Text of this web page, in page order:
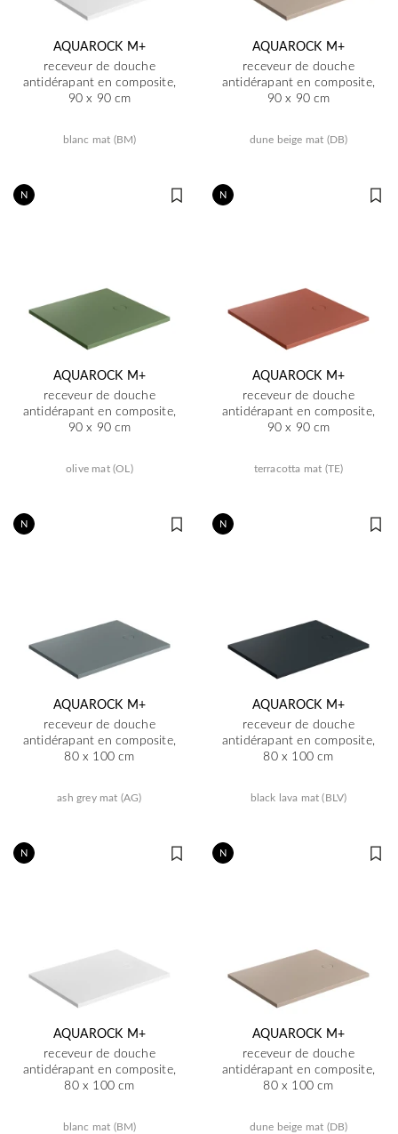
AQUAROCK M+
receveur de douche
antidérapant en composite,
90 x 90 cm
blanc mat (BM)
AQUAROCK M+
receveur de douche
antidérapant en composite,
90 x 90 cm
dune beige mat (DB)
N
AQUAROCK M+
receveur de douche
antidérapant en composite,
90 x 90 cm
olive mat (OL)
N
AQUAROCK M+
receveur de douche
antidérapant en composite,
90 x 90 cm
terracotta mat (TE)
N
AQUAROCK M+
receveur de douche
antidérapant en composite,
80 x 100 cm
ash grey mat (AG)
N
AQUAROCK M+
receveur de douche
antidérapant en composite,
80 x 100 cm
black lava mat (BLV)
N
AQUAROCK M+
receveur de douche
antidérapant en composite,
80 x 100 cm
blanc mat (BM)
N
AQUAROCK M+
receveur de douche
antidérapant en composite,
80 x 100 cm
dune beige mat (DB)